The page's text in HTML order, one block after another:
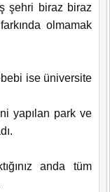
şehri biraz biraz
olmamak
ise üniversite
yapılan park ve
anda tüm